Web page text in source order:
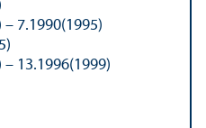
– 7.1990(1995)
– 13.1996(1999)